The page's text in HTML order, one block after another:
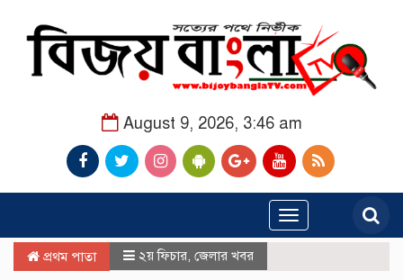
August 9, 2026, 3:46 am
Toggle
navigation
প্রথম পাতা ২য় ফিচার জেলার খবর